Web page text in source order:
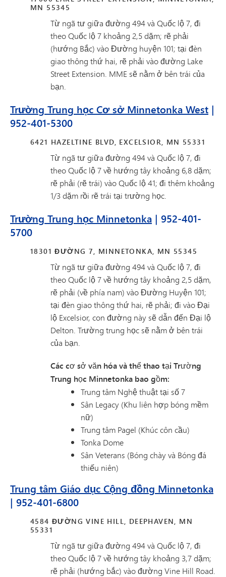
MN 55345
Từ ngã tư giữa đường 494 và Quốc lộ 7, đi
theo Quốc lộ 7 khoảng 2,5 dặm; rẽ phải
(hướng Bắc) vào Đường huyện 101; tại đèn
giao thông thứ hai, rẽ phải vào đường Lake
Street Extension. MME sẽ nằm ở bên trái của
bạn.
Trường Trung học Cơ sở Minnetonka West |
952-401-5300
6421 HAZELTINE BLVD, EXCELSIOR, MN 55331
Từ ngã tư giữa đường 494 và Quốc lộ 7, đi
theo Quốc lộ 7 về hướng tây khoảng 6,8 dặm;
rẽ phải (rẽ trái) vào Quốc lộ 41; đi thêm khoảng
1/3 dặm rồi rẽ trái tại trường học.
Trường Trung học Minnetonka | 952-401-
5700
18301 ĐƯỜNG 7, MINNETONKA, MN 55345
Từ ngã tư giữa đường 494 và Quốc lộ 7, đi
theo Quốc lộ 7 về hướng tây khoảng 2,5 dặm,
rẽ phải (về phía nam) vào Đường Huyện 101;
tại đèn giao thông thứ hai, rẽ phải; đi vào Đại
lộ Excelsior, con đường này sẽ dẫn đến Đại lộ
Delton. Trường trung học sẽ nằm ở bên trái
của bạn.
Các cơ sở văn hóa và thể thao tại Trường
Trung học Minnetonka bao gồm:
Trung tâm Nghệ thuật tại số 7
Sân Legacy (Khu liên hợp bóng mềm
nữ)
Trung tâm Pagel (Khúc côn cầu)
Tonka Dome
Sân Veterans (Bóng chày và Bóng đá
thiếu niên)
Trung tâm Giáo dục Cộng đồng Minnetonka
| 952-401-6800
4584 ĐƯỜNG VINE HILL, DEEPHAVEN, MN
55331
Từ ngã tư giữa đường 494 và Quốc lộ 7, đi
theo Quốc lộ 7 về hướng tây khoảng 3,7 dặm;
rẽ phải (hướng bắc) vào đường Vine Hill Road.